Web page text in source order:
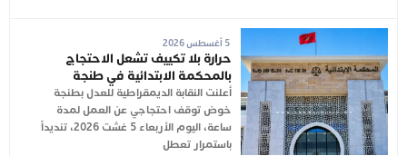
5 أغسطس 2026
حرارة بلا تكييف تشعل الاحتجاج
بالمحكمة الابتدائية في طنجة
أعلنت النقابة الديمقراطية للعدل بطنجة
خوض توقف احتجاجي عن العمل لمدة
ساعة، اليوم الأربعاء 5 غشت 2026، تنديداً
باستمرار تعطل